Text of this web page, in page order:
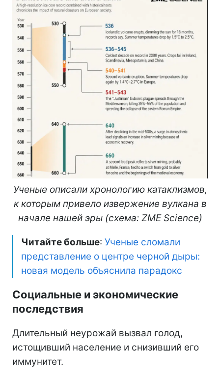
Ученые описали хронологию катаклизмов,
к которым привело извержение вулкана в
начале нашей эры (схема: ZME Science)
Читайте больше: Ученые сломали
представление о центре черной дыры:
новая модель объяснила парадокс
Социальные и экономические
последствия
Длительный неурожай вызвал голод,
истощивший население и снизивший его
иммунитет.